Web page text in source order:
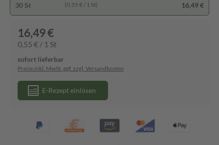
30 St (0,55 € / 1 St) 16,49 €
16,49 €
0,55 € / 1 St
sofort lieferbar
Preise inkl. MwSt. ggf. zzgl. Versandkosten
E-Rezept einlösen